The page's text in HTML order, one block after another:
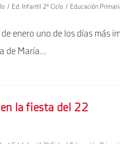
/ Ed. Infantil 2º Ciclo / Educación
enero uno de los días más
de María…
la fiesta del 22